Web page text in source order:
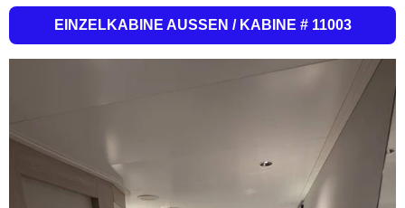
EINZELKABINE AUSSEN / KABINE # 11003